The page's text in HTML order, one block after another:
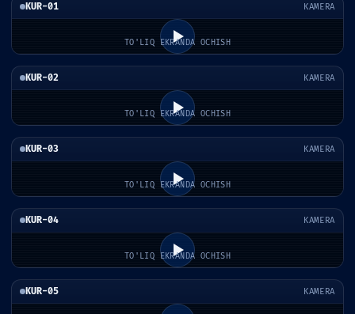
KUR-01 KAMERA
TO'LIQ EKRANDA OCHISH
KUR-02 KAMERA
TO'LIQ EKRANDA OCHISH
KUR-03 KAMERA
TO'LIQ EKRANDA OCHISH
KUR-04 KAMERA
TO'LIQ EKRANDA OCHISH
KUR-05 KAMERA